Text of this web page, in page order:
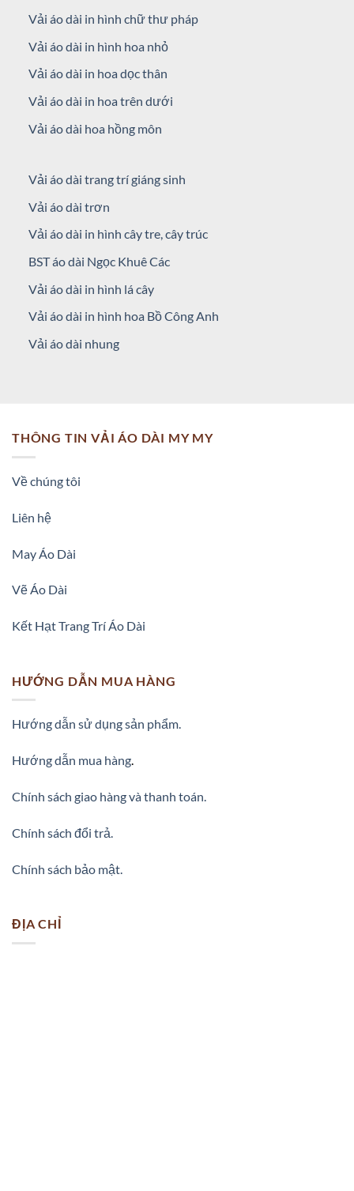
Vải áo dài in hình chữ thư pháp
Vải áo dài in hình hoa nhỏ
Vải áo dài in hoa dọc thân
Vải áo dài in hoa trên dưới
Vải áo dài hoa hồng môn
Vải áo dài trang trí giáng sinh
Vải áo dài trơn
Vải áo dài in hình cây tre, cây trúc
BST áo dài Ngọc Khuê Các
Vải áo dài in hình lá cây
Vải áo dài in hình hoa Bồ Công Anh
Vải áo dài nhung
THÔNG TIN VẢI ÁO DÀI MY MY
Về chúng tôi
Liên hệ
May Áo Dài
Vẽ Áo Dài
Kết Hạt Trang Trí Áo Dài
HƯỚNG DẪN MUA HÀNG
Hướng dẫn sử dụng sản phẩm.
Hướng dẫn mua hàng.
Chính sách giao hàng và thanh toán.
Chính sách đổi trả.
Chính sách bảo mật.
ĐỊA CHỈ